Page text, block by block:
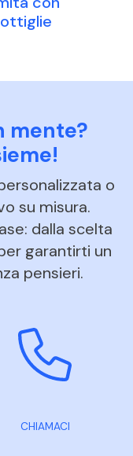
mente?
o
su misura.
dalla scelta
garantirti un
pensieri.
CHIAMACI